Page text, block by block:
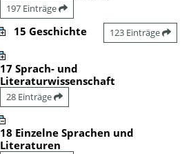
197 Einträge
15 Geschichte 123 Einträge
17 Sprach- und
Literaturwissenschaft
28 Einträge
18 Einzelne Sprachen und
Literaturen